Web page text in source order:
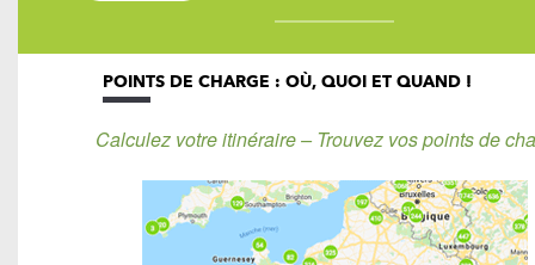
POINTS DE CHARGE : OÙ, QUOI ET QUAND !
Calculez votre itinéraire – Trouvez vos points de